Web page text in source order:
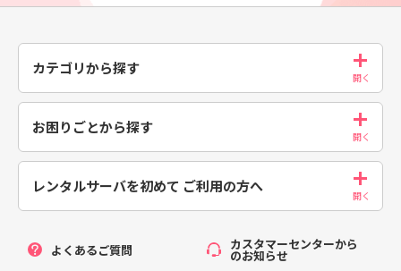
カテゴリから探す
お困りごとから探す
レンタルサーバを初めて ご利用の方へ
よくあるご質問 カスタマーセンターから
のお知らせ